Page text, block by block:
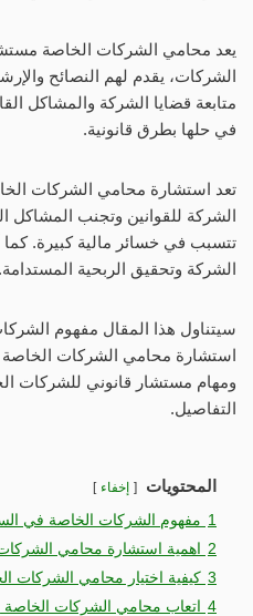
يعد محامي الشركات الخاصة
الشركات، يقدم لهم النصائح
متابعة قضايا الشركة والمشاكل
في حلها بطرق قانونية.
تعد استشارة محامي الشركات
الشركة للقوانين وتجنب المشاكل
تتسبب في خسائر مالية كبيرة.
الشركة وتحقيق الربحية المستدامة.
سيتناول هذا المقال مفهوم
استشارة محامي الشركات الخاصة
ومهام مستشار قانوني للشركات
التفاصيل.
المحتويات إخفاء
1 مفهوم الشركات الخاصة في
2
اهمية استشارة محامي
3 كيفية اختيار محامي الشركات
4
اتعاب محامي الشركات الخاصة